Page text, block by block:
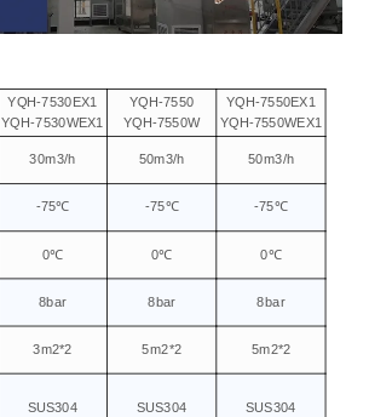
YQH-7530EX1
YQH-7530WEX1
YQH-7550
YQH-7550W
YQH-7550EX1
YQH-7550WEX1
30m3/h 50m3/h 50m3/h
-75℃ -75℃ -75℃
0℃ 0℃ 0℃
8bar 8bar 8bar
3m2*2 5m2*2 5m2*2
SUS304 SUS304 SUS304